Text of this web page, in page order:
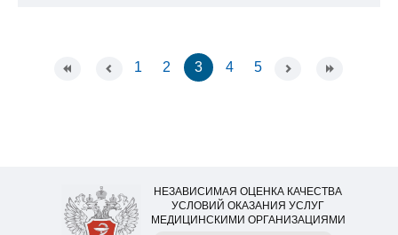
1 2 3 4 5
НЕЗАВИСИМАЯ ОЦЕНКА КАЧЕСТВА
УСЛОВИЙ ОКАЗАНИЯ УСЛУГ
МЕДИЦИНСКИМИ ОРГАНИЗАЦИЯМИ